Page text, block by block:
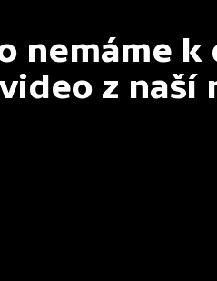
nemáme k
z naší